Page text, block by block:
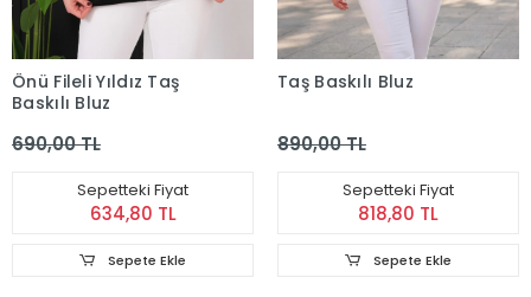
Önü Fileli Yıldız Taş
Baskılı Bluz
690,00 TL
Sepetteki Fiyat
634,80 TL
Sepete Ekle
Taş Baskılı Bluz
890,00 TL
Sepetteki Fiyat
818,80 TL
Sepete Ekle